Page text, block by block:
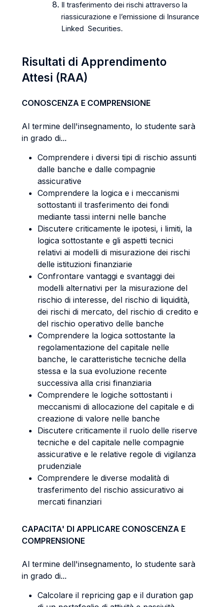
Il trasferimento dei rischi attraverso la
riassicurazione e l’emissione di Insurance
Linked Securities.
Risultati di Apprendimento
Attesi (RAA)
CONOSCENZA E COMPRENSIONE
Al termine dell'insegnamento, lo studente sarà
in grado di...
Comprendere i diversi tipi di rischio assunti
dalle banche e dalle compagnie
assicurative
Comprendere la logica e i meccanismi
sottostanti il trasferimento dei fondi
mediante tassi interni nelle banche
Discutere criticamente le ipotesi, i limiti, la
logica sottostante e gli aspetti tecnici
relativi ai modelli di misurazione dei rischi
delle istituzioni finanziarie
Confrontare vantaggi e svantaggi dei
modelli alternativi per la misurazione del
rischio di interesse, del rischio di liquidità,
dei rischi di mercato, del rischio di credito e
del rischio operativo delle banche
Comprendere la logica sottostante la
regolamentazione del capitale nelle
banche, le caratteristiche tecniche della
stessa e la sua evoluzione recente
successiva alla crisi finanziaria
Comprendere le logiche sottostanti i
meccanismi di allocazione del capitale e di
creazione di valore nelle banche
Discutere criticamente il ruolo delle riserve
tecniche e del capitale nelle compagnie
assicurative e le relative regole di vigilanza
prudenziale
Comprendere le diverse modalità di
trasferimento del rischio assicurativo ai
mercati finanziari
CAPACITA' DI APPLICARE CONOSCENZA E
COMPRENSIONE
Al termine dell'insegnamento, lo studente sarà
in grado di...
Calcolare il repricing gap e il duration gap